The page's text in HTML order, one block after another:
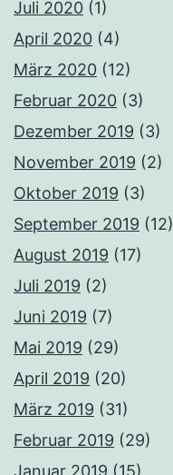
Juli 2020 (1)
April 2020 (4)
März 2020 (12)
Februar 2020 (3)
Dezember 2019 (3)
November 2019 (2)
Oktober 2019 (3)
September 2019 (12)
August 2019 (17)
Juli 2019 (2)
Juni 2019 (7)
Mai 2019 (29)
April 2019 (20)
März 2019 (31)
Februar 2019 (29)